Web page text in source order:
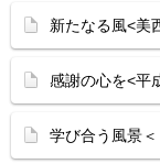
新たなる風<美
感謝の心を<平
学び合う風景